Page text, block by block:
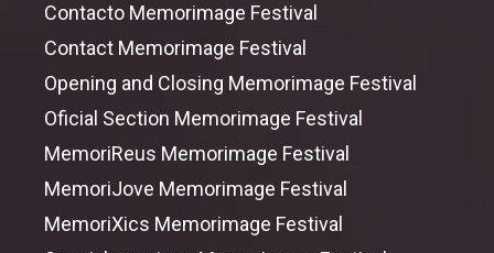
Contacto Memorimage Festival
Contact Memorimage Festival
Opening and Closing Memorimage Festival
Oficial Section Memorimage Festival
MemoriReus Memorimage Festival
MemoriJove Memorimage Festival
MemoriXics Memorimage Festival